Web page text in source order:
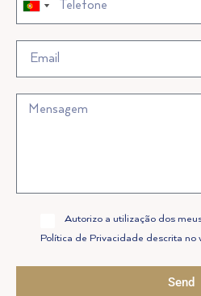
Portugal
Portugal
Allow
Privacy
Autorizo a utilização dos
Política de Privacidade descrita no
Send